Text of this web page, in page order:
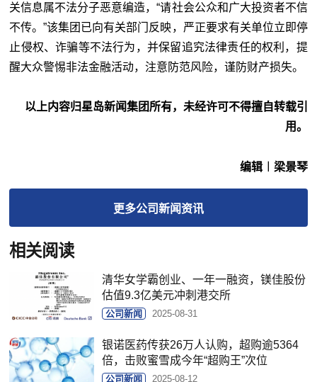
关信息属不法分子恶意编造，“请社会公众和广大投资者不信
不传。”该集团已向有关部门反映，严正要求有关单位立即停
止侵权、诈骗等不法行为，并保留追究法律责任的权利，提
醒大众警惕非法金融活动，注意防范风险，谨防财产损失。
以上内容归星岛新闻集团所有，未经许可不得擅自转载引
用。
编辑︱梁景琴
更多公司新闻资讯
相关阅读
清华女学霸创业、一年一融资，镁佳股份
估值9.3亿美元冲刺港交所
公司新闻 2025-08-31
银诺医药传获26万人认购，超购逾5364
倍，击败蜜雪成今年“超购王”次位
公司新闻 2025-08-12